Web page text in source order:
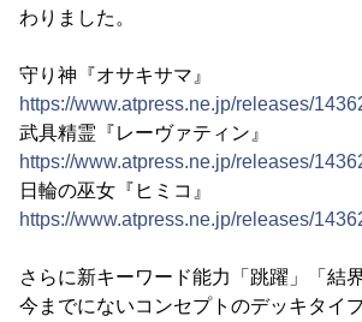
わりました。
守り神『オサキサマ』
https://www.atpress.ne.jp/releases/
武具精霊『レーヴァティン』
https://www.atpress.ne.jp/releases/
日輪の巫女『ヒミコ』
https://www.atpress.ne.jp/releases/
さらに新キーワード能力「跳躍」「結
今までにないコンセプトのデッキタイ